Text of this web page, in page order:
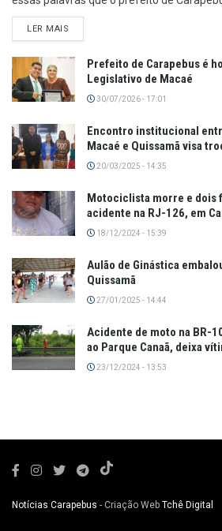
LER MAIS
Prefeito de Carapebus é
Legislativo de Macaé
30/07/2026 - 17:01
Encontro institucional
Macaé e Quissamã visa
20/03/2025 - 14:35
Motociclista morre e dois
acidente na RJ-126, em
18/12/2024 - 15:39
Aulão de Ginástica
Quissamã
27/01/2025 - 14:44
Acidente de moto na BR-
ao Parque Canaã, deixa
23/12/2024 - 13:53
Notícias Carapebus - Criação Web Tchê Digital